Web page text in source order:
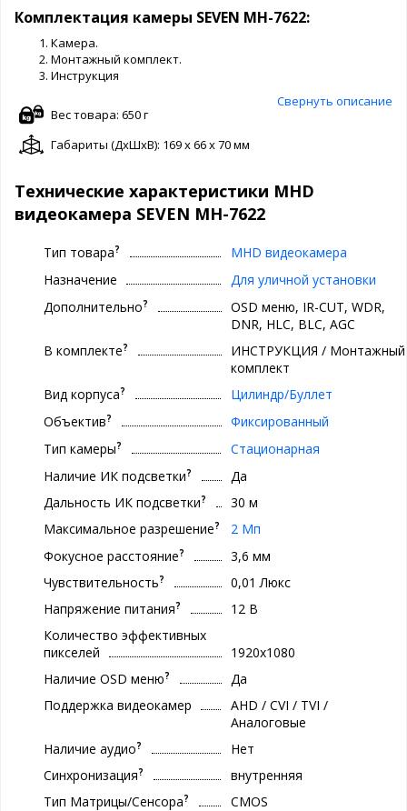
Комплектация камеры SEVEN MH-7622:
Камера.
Монтажный комплект.
Инструкция
Свернуть описание
Вес товара: 650 г
Габариты (ДxШxВ): 169 x 66 x 70 мм
Технические характеристики MHD
видеокамера SEVEN MH-7622
Тип товара?
МHD видеокамера
Назначение
Для уличной установки
Дополнительно?
OSD меню, IR-CUT, WDR,
DNR, HLC, BLC, AGC
В комплекте?
ИНСТРУКЦИЯ / Монтажный
комплект
Вид корпуса?
Цилиндр/Буллет
Объектив?
Фиксированный
Тип камеры?
Стационарная
Наличие ИК подсветки?
Да
Дальность ИК подсветки?
30 м
Максимальное разрешение?
2 Мп
Фокусное расстояние?
3,6 мм
Чувствительность?
0,01 Люкс
Напряжение питания?
12 В
Количество эффективных
пикселей
1920x1080
Наличие OSD меню?
Да
Поддержка видеокамер
AHD / CVI / TVI /
Аналоговые
Наличие аудио?
Нет
Синхронизация?
внутренняя
Тип Матрицы/Сенсора?
CMOS